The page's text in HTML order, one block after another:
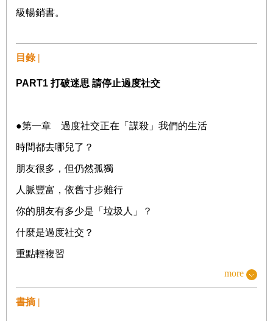
級暢銷書。
目錄 |
PART1打破迷思 請停止過度社交
●第一章 過度社交正在「謀殺」我們的生活
時間都去哪兒了？
朋友很多，但仍然孤獨
人脈豐富，依舊寸步難行
你的朋友有多少是「垃圾人」？
什麼是過度社交？
重點輕複習
功利心態：多個朋友多條路
more
書摘 |